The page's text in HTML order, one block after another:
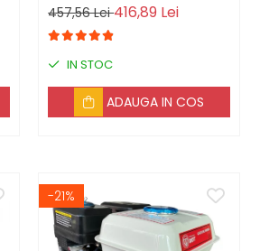
stiuleti, DDT-TOP,Cuva
Mare, 20 ciocanele,
motor 4.2 kw, 3000
rpm, 320 kg/h, 4 site
de rezerva, bonus
457,56 Lei416,89 Lei
IN STOC
ADAUGA IN COS
-21%